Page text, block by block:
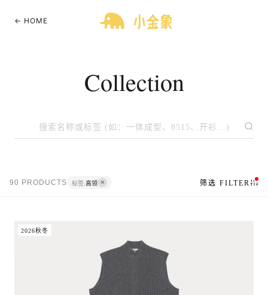
← HOME
Collection
90 PRODUCTS 标签:高领 筛选 FILTER
2026秋冬